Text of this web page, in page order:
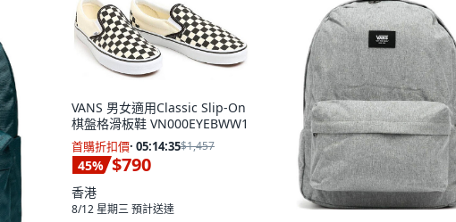
VANS 男女適用Classic Slip-On
棋盤格滑板鞋 VN000EYEBWW1
首購折扣價· 05:14:33$1,457
45% $790
香港
8/12 星期三預計送達